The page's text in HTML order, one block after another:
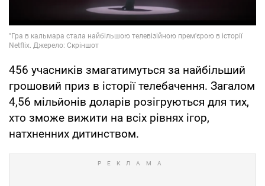
456 учасників змагатимуться за найбільший
грошовий приз в історії телебачення. Загалом
4,56 мільйонів доларів розігруються для тих,
хто зможе вижити на всіх рівнях ігор,
натхненних дитинством.